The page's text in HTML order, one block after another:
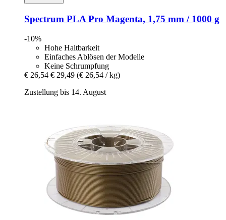
Spectrum PLA Pro Magenta, 1,75 mm / 1000 g
-10%
Hohe Haltbarkeit
Einfaches Ablösen der Modelle
Keine Schrumpfung
€ 26,54 € 29,49 (€ 26,54 / kg)
Zustellung bis 14. August